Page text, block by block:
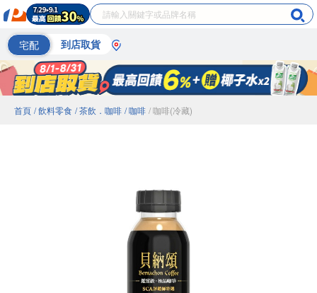
宅配 到店取貨
首頁 / 飲料零食 / 茶飲．咖啡 / 咖啡 / 咖啡(冷藏)